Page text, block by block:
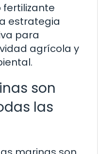
fertilizante
estrategia
para
agrícola y
son
las